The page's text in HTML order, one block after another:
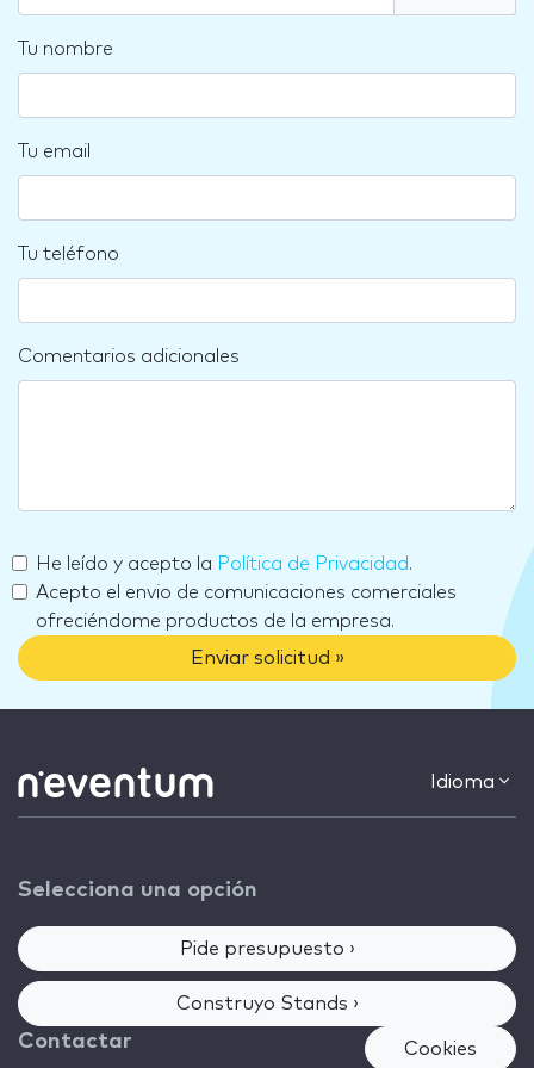
Tu nombre
Tu email
Tu teléfono
Comentarios adicionales
He leído y acepto la Política de Privacidad.
Acepto el envio de comunicaciones comerciales
ofreciéndome productos de la empresa.
Enviar solicitud »
Idioma
Selecciona una opción
Pide presupuesto ›
Construyo Stands ›
Contactar Cookies